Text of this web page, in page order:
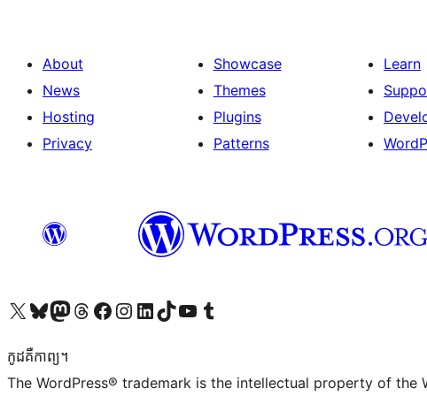
About
News
Hosting
Privacy
Showcase
Themes
Plugins
Patterns
Learn
Visit our X (formerly Twitter) account
Visit our Bluesky account
Visit our Mastodon account
Visit our Threads account
Visit our Facebook page
Visit our Instagram account
Visit our LinkedIn account
Visit our TikTok account
Visit our YouTube channel
Visit our Tumblr account
កូដ​គឺកាព្យ។
The WordPress® trademark is the intellectual property of the